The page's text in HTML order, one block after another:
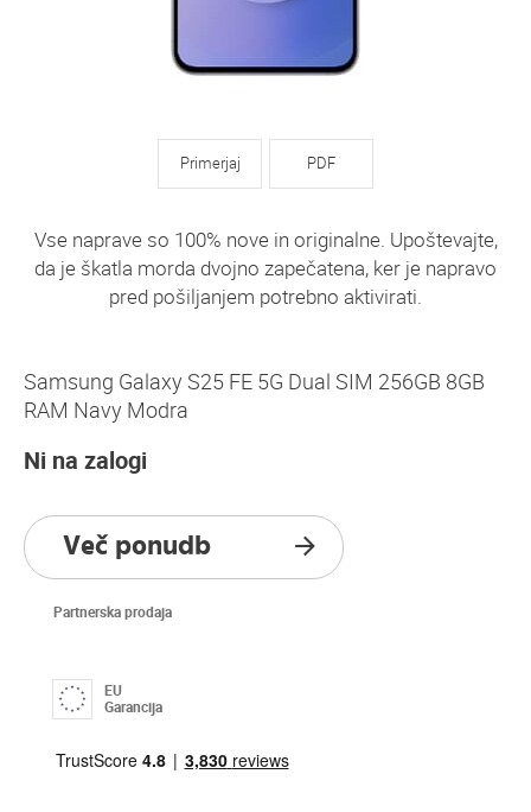
Primerjaj PDF
Vse naprave so 100% nove in originalne. Upoštevajte,
da je škatla morda dvojno zapečatena, ker je napravo
pred pošiljanjem potrebno aktivirati.
Samsung Galaxy S25 FE 5G Dual SIM 256GB 8GB
RAM Navy Modra
Ni na zalogi
Več ponudb
Partnerska prodaja
EU
Garancija